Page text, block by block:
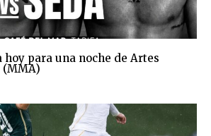
para una noche de Artes